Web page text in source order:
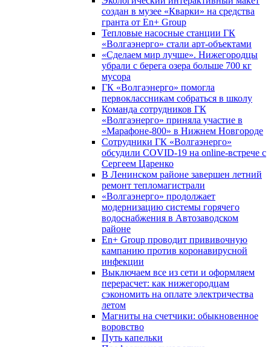
создан в музее «Кварки» на средства
гранта от En+ Group
Тепловые насосные станции ГК
«Волгаэнерго» стали арт-объектами
«Сделаем мир лучше». Нижегородцы
убрали с берега озера больше 700 кг
мусора
ГК «Волгаэнерго» помогла
первоклассникам собраться в школу
Команда сотрудников ГК
«Волгаэнерго» приняла участие в
«Марафоне-800» в Нижнем Новгороде
Сотрудники ГК «Волгаэнерго»
обсудили COVID-19 на online-встрече с
Сергеем Царенко
В Ленинском районе завершен летний
ремонт тепломагистрали
«Волгаэнерго» продолжает
модернизацию системы горячего
водоснабжения в Автозаводском
районе
En+ Group проводит прививочную
кампанию против коронавирусной
инфекции
Выключаем все из сети и оформляем
перерасчет: как нижегородцам
сэкономить на оплате электричества
летом
Магниты на счетчики: обыкновенное
воровство
Путь капельки